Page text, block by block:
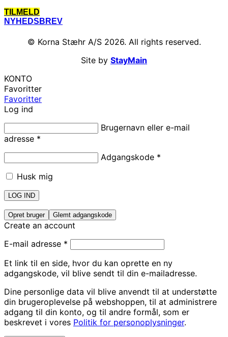
TILMELD
NYHEDSBREV
© Korna Stæhr A/S 2026. All rights reserved.
Site by StayMain
KONTO
Favoritter
Favoritter
Log ind
Brugernavn eller e-mail
adresse *
Adgangskode *
Husk mig
LOG IND
Opret bruger Glemt adgangskode
Create an account
E-mail adresse *
Et link til en side, hvor du kan oprette en ny
adgangskode, vil blive sendt til din e-mailadresse.
Dine personlige data vil blive anvendt til at understøtte
din brugeroplevelse på webshoppen, til at administrere
adgang til din konto, og til andre formål, som er
beskrevet i vores Politik for personoplysninger.